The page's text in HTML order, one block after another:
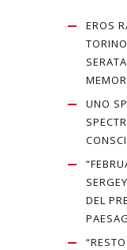
EROS
UNO
DEL